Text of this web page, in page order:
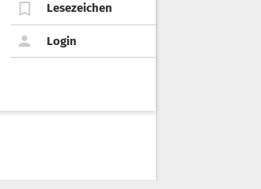
Lesezeichen
Login